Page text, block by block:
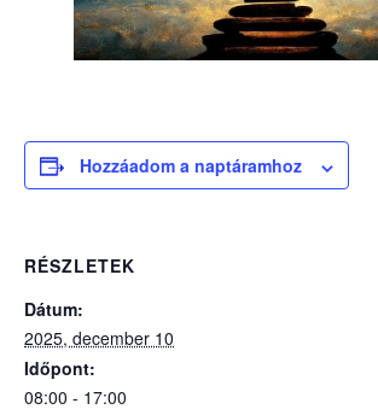
Hozzáadom a naptáramhoz
RÉSZLETEK
Dátum:
2025, december 10
Időpont:
08:00 - 17:00